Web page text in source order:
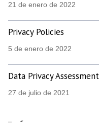
21 de enero de 2022
Privacy Policies
5 de enero de 2022
Data Privacy Assessment
27 de julio de 2021